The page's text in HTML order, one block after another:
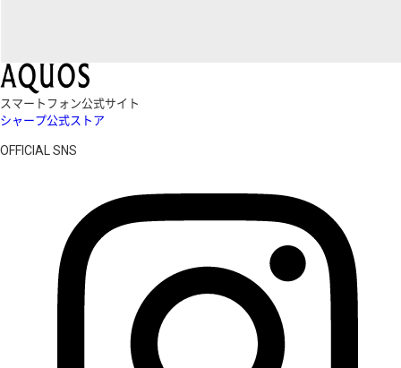
スマートフォン公式サイト
シャープ公式ストア
OFFICIAL SNS